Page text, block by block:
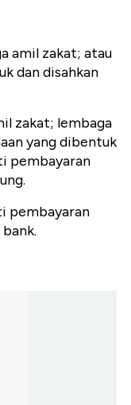
amil zakat; atau
dan disahkan
zakat; lembaga
yang dibentuk
pembayaran
pembayaran